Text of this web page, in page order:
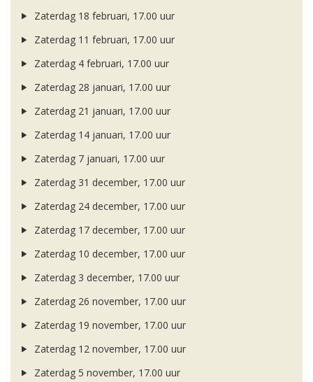
Zaterdag 18 februari, 17.00 uur
Zaterdag 11 februari, 17.00 uur
Zaterdag 4 februari, 17.00 uur
Zaterdag 28 januari, 17.00 uur
Zaterdag 21 januari, 17.00 uur
Zaterdag 14 januari, 17.00 uur
Zaterdag 7 januari, 17.00 uur
Zaterdag 31 december, 17.00 uur
Zaterdag 24 december, 17.00 uur
Zaterdag 17 december, 17.00 uur
Zaterdag 10 december, 17.00 uur
Zaterdag 3 december, 17.00 uur
Zaterdag 26 november, 17.00 uur
Zaterdag 19 november, 17.00 uur
Zaterdag 12 november, 17.00 uur
Zaterdag 5 november, 17.00 uur